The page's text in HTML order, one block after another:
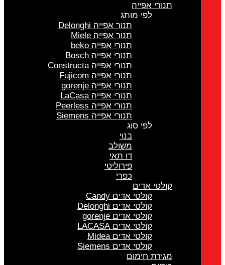
תנורי אפייה
לפי מותג
תנור אפייה Delonghi
תנור אפייה Miele
תנורי אפייה beko
תנורי אפייה Bosch
תנורי אפייה Constructa
תנורי אפייה Fujicom
תנורי אפייה gorenje
תנורי אפייה LaCasa
תנורי אפייה Peerless
תנורי אפייה Siemens
לפי סוג
בנוי
משולב
דו תאי
פירוליטי
כפרי
קולטי אדים
קולטי אדים Candy
קולטי אדים Delonghi
קולטי אדים gorenje
קולטי אדים LACASA
קולטי אדים Midea
קולטי אדים Siemens
מגירת חימום